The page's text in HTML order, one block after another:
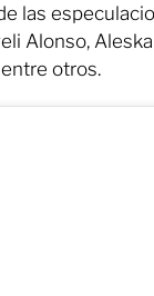
las
Alonso, Aleska
otros.